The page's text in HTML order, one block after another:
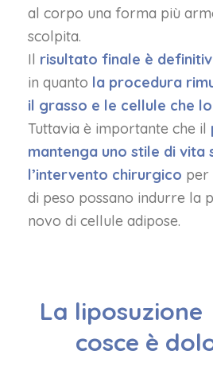
al corpo una forma più
scolpita.
Il risultato finale è
in quanto la procedura
il grasso e le cellule che
Tuttavia è importante che il
mantenga uno stile di vita
l’intervento chirurgico per
di peso possano indurre la
novo di cellule adipose.
La
cosce è